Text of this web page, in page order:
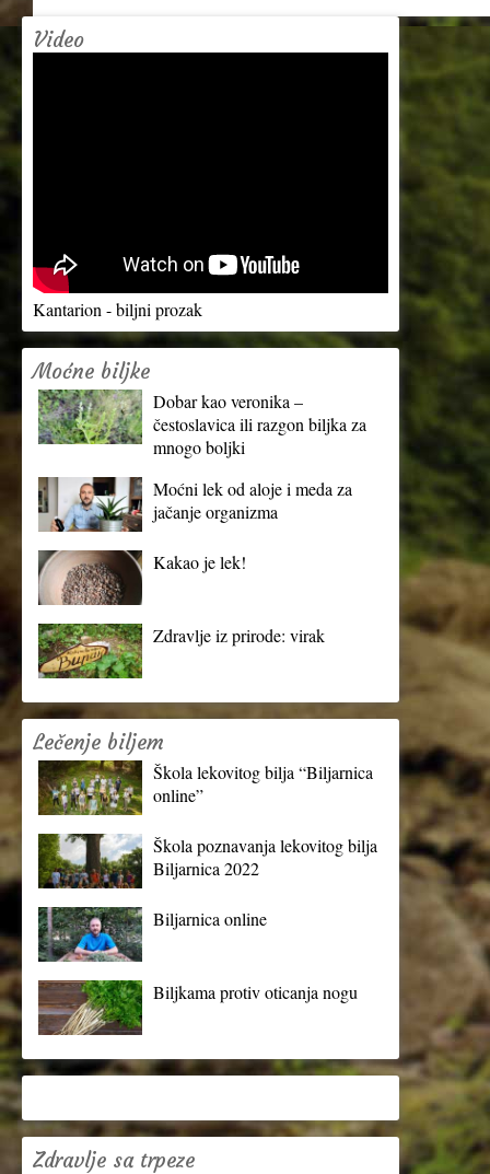
Video
Kantarion - biljni prozak
Moćne biljke
Dobar kao veronika –
čestoslavica ili razgon biljka za
mnogo boljki
Moćni lek od aloje i meda za
jačanje organizma
Kakao je lek!
Zdravlje iz prirode: virak
Lečenje biljem
Škola lekovitog bilja “Biljarnica
online”
Škola poznavanja lekovitog bilja
Biljarnica 2022
Biljarnica online
Biljkama protiv oticanja nogu
Zdravlje sa trpeze